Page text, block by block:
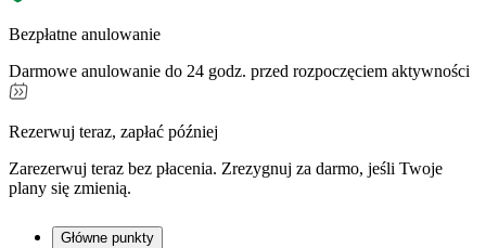
Bezpłatne anulowanie
Darmowe anulowanie do 24 godz. przed rozpoczęciem aktywności
Rezerwuj teraz, zapłać później
Zarezerwuj teraz bez płacenia. Zrezygnuj za darmo, jeśli Twoje
plany się zmienią.
Główne punkty